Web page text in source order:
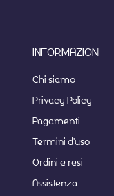
INFORMAZIONI
Chi siamo
Privacy Policy
Pagamenti
Termini d'uso
Ordini e resi
Assistenza